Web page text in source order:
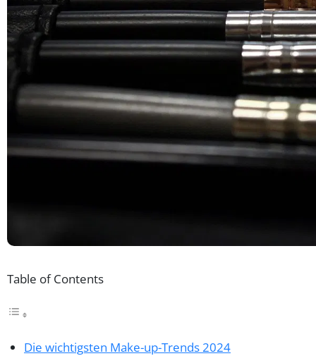
Table of Contents
Die wichtigsten Make-up-Trends 2024